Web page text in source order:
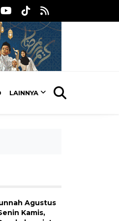
LAINNYA
Agustus
Kamis,